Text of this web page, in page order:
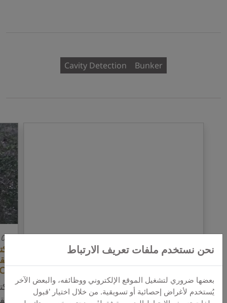
Bunker
Cavity Detection
Cavity Detection
Experience adventure, fascination and
history: Cavity Detection with the
appropriate detector goes beyond
09 يونيو 2026
نحن نستخدم ملفات تعريف الارتباط
بعضها ضروري لتشغيل الموقع الإلكتروني ووظائفه، والبعض الآخر
يُستخدم لأغراض إحصائية أو تسويقية. من خلال اختيار 'قبول